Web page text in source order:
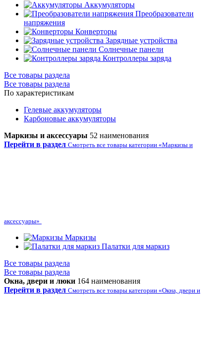
Аккумуляторы
Преобразователи
напряжения
Конверторы
Зарядные устройства
Солнечные панели
Контроллеры заряда
Все товары раздела
Все товары раздела
По характеристикам
Гелевые аккумуляторы
Карбоновые аккумуляторы
Маркизы и аксессуары 52 наименования
Перейти в раздел Смотреть все товары категории «Маркизы и
аксессуары»
Маркизы
Палатки для маркиз
Все товары раздела
Все товары раздела
Окна, двери и люки 164 наименования
Перейти в раздел Смотреть все товары категории «Окна, двери и